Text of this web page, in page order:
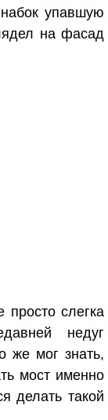
упавшую
на фасад
слегка
недуг
же мог знать,
мост именно
делать такой